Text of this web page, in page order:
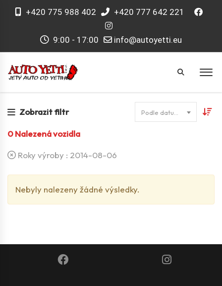
+420 775 988 402 +420 777 642 221
9:00 - 17:00 info@autoyetti.eu
Zobrazit filtr
0Nalezená vozidla
Roky výroby : 2014-08-06
Nebyly nalezeny žádné výsledky.